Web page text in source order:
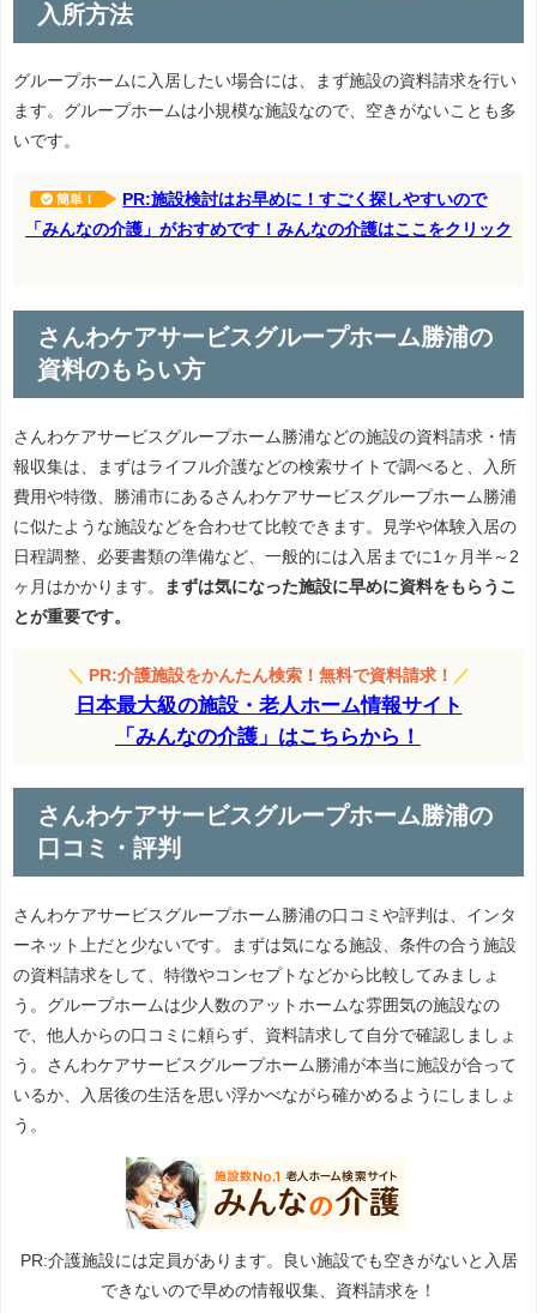
入所方法
グループホームに入居したい場合には、まず施設の資料請求を行い
ます。グループホームは小規模な施設なので、空きがないことも多
いです。
簡単！
PR:施設検討はお早めに！すごく探しやすいので
「みんなの介護」がおすめです！みんなの介護はここをクリック
さんわケアサービスグループホーム勝浦の
資料のもらい方
さんわケアサービスグループホーム勝浦などの施設の資料請求・情
報収集は、まずはライフル介護などの検索サイトで調べると、入所
費用や特徴、勝浦市にあるさんわケアサービスグループホーム勝浦
に似たような施設などを合わせて比較できます。見学や体験入居の
日程調整、必要書類の準備など、一般的には入居までに1ヶ月半～2
ヶ月はかかります。
まずは気になった施設に早めに資料をもらうこ
とが重要です。
＼ PR:介護施設をかんたん検索！無料で資料請求！ ／
日本最大級の施設・老人ホーム情報サイト
「みんなの介護」はこちらから！
さんわケアサービスグループホーム勝浦の
口コミ・評判
さんわケアサービスグループホーム勝浦の口コミや評判は、インタ
ーネット上だと少ないです。まずは気になる施設、条件の合う施設
の資料請求をして、特徴やコンセプトなどから比較してみましょ
う。グループホームは少人数のアットホームな雰囲気の施設なの
で、他人からの口コミに頼らず、資料請求して自分で確認しましょ
う。さんわケアサービスグループホーム勝浦が本当に施設が合って
いるか、入居後の生活を思い浮かべながら確かめるようにしましょ
う。
PR:介護施設には定員があります。良い施設でも空きがないと入居
できないので早めの情報収集、資料請求を！